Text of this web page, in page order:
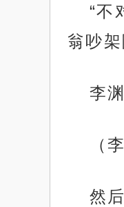
“不
翁吵
李
（
然